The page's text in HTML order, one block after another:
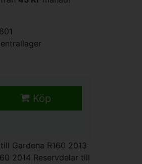
Köp
Gardena R160 2013
2014 Reservdelar till